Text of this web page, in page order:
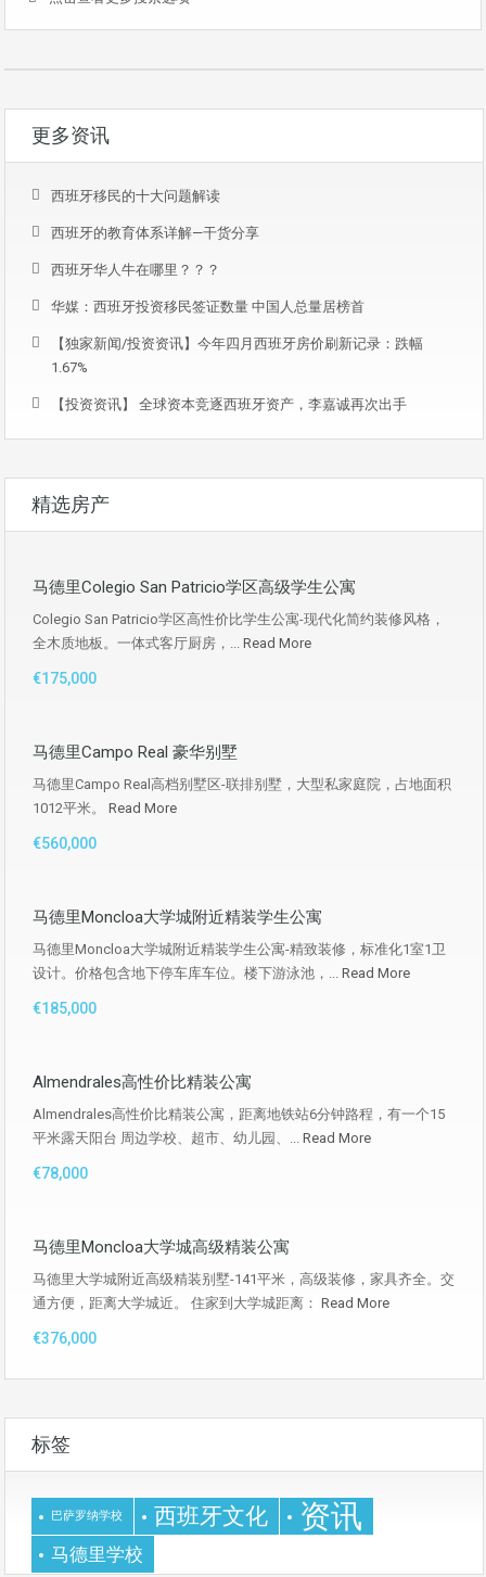
更多资讯
西班牙移民的十大问题解读
西班牙的教育体系详解—干货分享
西班牙华人牛在哪里？？？
华媒：西班牙投资移民签证数量 中国人总量居榜首
【独家新闻/投资资讯】今年四月西班牙房价刷新记录：跌幅
1.67%
【投资资讯】 全球资本竞逐西班牙资产，李嘉诚再次出手
精选房产
马德里Colegio San Patricio学区高级学生公寓
Colegio San Patricio学区高性价比学生公寓-现代化简约装修风格，
全木质地板。一体式客厅厨房，... Read More
€175,000
马德里Campo Real 豪华别墅
马德里Campo Real高档别墅区-联排别墅，大型私家庭院，占地面积
1012平米。 Read More
€560,000
马德里Moncloa大学城附近精装学生公寓
马德里Moncloa大学城附近精装学生公寓-精致装修，标准化1室1卫
设计。价格包含地下停车库车位。楼下游泳池，... Read More
€185,000
Almendrales高性价比精装公寓
Almendrales高性价比精装公寓，距离地铁站6分钟路程，有一个15
平米露天阳台 周边学校、超市、幼儿园、... Read More
€78,000
马德里Moncloa大学城高级精装公寓
马德里大学城附近高级精装别墅-141平米，高级装修，家具齐全。交
通方便，距离大学城近。 住家到大学城距离： Read More
€376,000
标签
巴萨罗纳学校 西班牙文化 资讯
马德里学校